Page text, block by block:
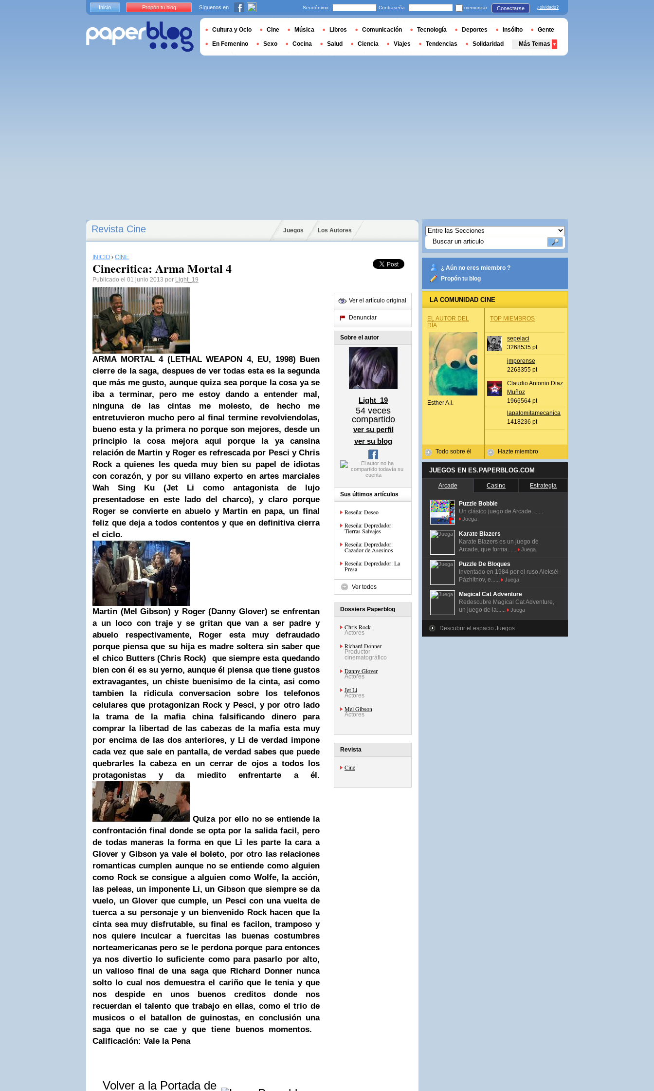
Revista Cine Juegos Los Autores
INICIO › CINE
Cinecritica: Arma Mortal 4
Publicado el 01 junio 2013 por Light_19
ARMA MORTAL 4 (LETHAL WEAPON 4, EU, 1998) Buen
cierre de la saga, despues de ver todas esta es la segunda
que más me gusto, aunque quiza sea porque la cosa ya se
iba a terminar, pero me estoy dando a entender mal,
ninguna de las cintas me molesto, de hecho me
entretuvieron mucho pero al final termine revolviendolas,
bueno esta y la primera no porque son mejores, desde un
principio la cosa mejora aqui porque la ya cansina
relación de Martin y Roger es refrescada por Pesci y Chris
Rocka quienes les queda muy bien su papel de idiotas
con corazón, y por su villano experto en artes marciales
Wah Sing Ku (Jet Li como antagonista de lujo
presentadose en este lado del charco), y claro porque
Roger se convierte en abuelo y Martin en papa, un final
feliz que deja a todos contentos y que en definitiva cierra
el ciclo.
Martin (Mel Gibson) y Roger (Danny Glover) se enfrentan
a un loco con traje y se gritan que van a ser padre y
abuelo respectivamente, Roger esta muy defraudado
porque piensa que su hija es madre soltera sin saber que
el chico Butters (Chris Rock) que siempre esta quedando
bien con él es su yerno, aunque él piensa que tiene gustos
extravagantes, un chiste buenisimo de la cinta, asi como
tambien la ridicula conversacion sobre los telefonos
celulares que protagonizan Rock y Pesci, y por otro lado
la trama de la mafia china falsificando dinero para
comprar la libertad de las cabezas de la mafia esta muy
por encima de las dos anteriores, y Li de verdad impone
cada vez que sale en pantalla, de verdad sabes que puede
quebrarles la cabeza en un cerrar de ojos a todos los
protagonistas y da miedito enfrentarte a él.
Quiza por ello no se entiende la
confrontación final donde se opta por la salida facil, pero
de todas maneras la forma en que Li les parte la cara a
Glover y Gibson ya vale el boleto, por otro las relaciones
romanticas cumplen aunque no se entiende como alguien
como Rock se consigue a alguien como Wolfe, la acción,
las peleas, un imponente Li, un Gibson que siempre se da
vuelo, un Glover que cumple, un Pesci con una vuelta de
tuerca a su personaje y un bienvenido Rock hacen que la
cinta sea muy disfrutable, su final es facilon, tramposo y
nos quiere inculcar a fuercitas las buenas costumbres
norteamericanas pero se le perdona porque para entonces
ya nos divertio lo suficiente como para pasarlo por alto,
un valioso final de una saga que Richard Donnernunca
solto lo cual nos demuestra el cariño que le tenia y que
nos despide en unos buenos creditos donde nos
recuerdan el talento que trabajo en ellas, como el trio de
musicos o el batallon de guinostas, en conclusión una
saga que no se cae y que tiene buenos momentos.
Calificación: Vale la Pena
Volver a la Portada de
Ver el artículo original
Denunciar
Sobre el autor
Light_19
54 veces
compartido
ver su perfil
ver su blog
Sus últimos artículos
Reseña: Deseo
Reseña: Depredador:
Tierras Salvajes
Reseña: Depredador:
Cazador de Asesinos
Reseña: Depredador: La
Presa
Ver todos
Dossiers Paperblog
Chris Rock
Actores
Richard Donner
Productor
cinematográfico
Danny Glover
Actores
Jet Li
Actores
Mel Gibson
Actores
Revista
Cine
¿ Aún no eres miembro ?
Propón tu blog
LA COMUNIDAD CINE
EL AUTOR DEL
DÍA
Esther A.l.
Todo sobre él
TOP MIEMBROS
sepelaci
3268535 pt
jmporense
2263355 pt
Claudio Antonio Diaz
Muñoz
1966564 pt
lapalomitamecanica
1418236 pt
Hazte miembro
JUEGOS EN ES.PAPERBLOG.COM
Arcade Casino Estrategia
Puzzle Bobble
Un clásico juego de Arcade. ......
Juega
Karate Blazers
Karate Blazers es un juego de
Arcade, que forma......
Juega
Puzzle De Bloques
Inventado en 1984 por el ruso Alekséi
Pázhitnov, e......
Juega
Magical Cat Adventure
Redescubre Magical Cat Adventure,
un juego de la......
Juega
Descubrir el espacio Juegos
Inicio Propón tu blog Síguenos en Seudónimo Contraseña memorizar Conectarse ¿olvidado?
Cultura y Ocio Cine Música Libros Comunicación Tecnología Deportes Insólito Gente
En Femenino Sexo Cocina Salud Ciencia Viajes Tendencias Solidaridad Más Temas